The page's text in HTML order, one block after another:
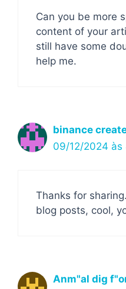
Can you be more
content of your
still have some
help me.
binance
09/12/2024 às
Thanks for
blog posts, cool,
Anm"al dig